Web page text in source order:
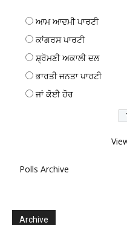
ਆਮ ਆਦਮੀ ਪਾਰਟੀ
ਕਾਂਗਰਸ ਪਾਰਟੀ
ਸ਼੍ਰੋਮਣੀ ਅਕਾਲੀ ਦਲ
ਭਾਰਤੀ ਜਨਤਾ ਪਾਰਟੀ
ਜਾਂ ਕੋਈ ਹੋਰ
Polls Archive
Archive